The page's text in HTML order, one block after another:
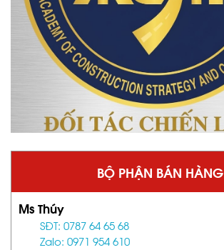
BỘ PHẬN BÁN HÀNG
Ms Thúy
SĐT: 0787 64 65 68
Zalo: 0971 954 610